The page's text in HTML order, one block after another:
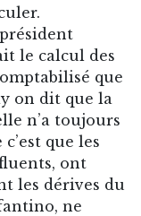
le calcul des
que
on dit que la
n’a toujours
que les
ont
les dérives du
ne